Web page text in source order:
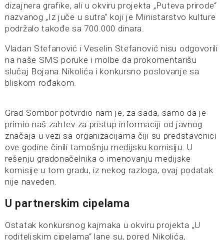
dizajnera grafike, ali u okviru projekta „Puteva prirode“
nazvanog „Iz juče u sutra“ koji je Ministarstvo kulture
podržalo takođe sa 700.000 dinara.
Vladan Stefanović i Veselin Stefanović nisu odgovorili
na naše SMS poruke i molbe da prokomentarišu
slučaj Bojana Nikolića i konkursno poslovanje sa
bliskom rođakom.
Grad Sombor potvrdio nam je, za sada, samo da je
primio naš zahtev za pristup informaciji od javnog
značaja u vezi sa organizacijama čiji su predstavcnici
ove godine činili tamošnju medijsku komisiju. U
rešenju gradonačelnika o imenovanju medijske
komisije u tom gradu, iz nekog razloga, ovaj podatak
nije naveden.
U partnerskim cipelama
Ostatak konkursnog kajmaka u okviru projekta „U
roditeljskim cipelama“ lane su, pored Nikolića,